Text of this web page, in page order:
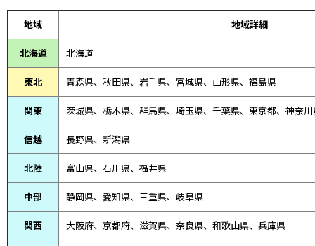
地域 地域詳細
北海道 北海道
東北 青森県、 秋田県、 岩手県、宮城県、山形県、福島県
関東 茨城県、栃木県、群馬県、埼玉県、千葉県、東京都、神奈
信越 長野県、新潟県
北陸 富山県、 石川県、 福井県
中部 静岡県、 愛知県、 三重県、 岐阜県
関西 大阪府、京都府、滋賀県、奈良県、和歌山県、兵庫県